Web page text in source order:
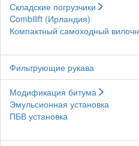
Складские погрузчики
Combilift (Ирландия)
Компактный самоходный
Фильтрующие рукава
Модификация битума
Эмульсионная установка
ПБВ установка